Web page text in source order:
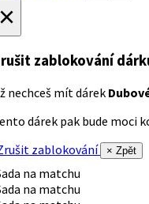
zablokování
nechceš mít dárek
dárek pak bude moci
zablokování
× Zpět